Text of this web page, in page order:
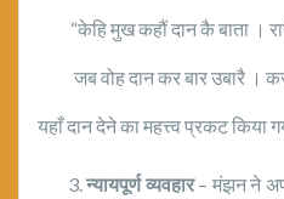
“केहि मुख कहौं दान कै बाता ।
जब वोह दान कर बार उबारै ।
यहाँ दान देने का महत्त्व प्रकट किया
न्यायपूर्ण व्यवहार– मंझन ने